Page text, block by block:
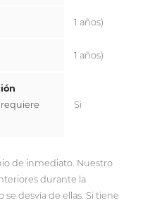
1 años)
1 años)
Si
de inmediato. Nuestro
durante la
desvía de ellas. Si tiene